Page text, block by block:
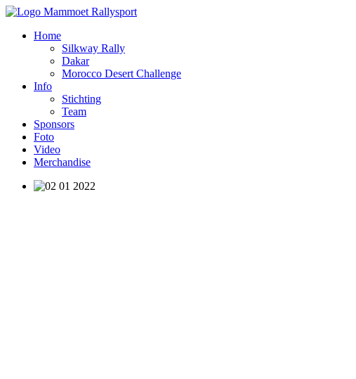
Home
Silkway Rally
Dakar
Morocco Desert Challenge
Info
Stichting
Team
Sponsors
Foto
Video
Merchandise